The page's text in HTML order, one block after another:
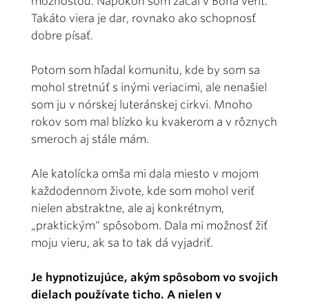
Takáto viera je dar, rovnako ako schopnosť
dobre písať.
Potom som hľadal komunitu, kde by som sa
mohol stretnúť s inými veriacimi, ale nenašiel
som ju v nórskej luteránskej cirkvi. Mnoho
rokov som mal blízko ku kvakerom a v rôznych
smeroch aj stále mám.
Ale katolícka omša mi dala miesto v mojom
každodennom živote, kde som mohol veriť
nielen abstraktne, ale aj konkrétnym,
„praktickým“ spôsobom. Dala mi možnosť žiť
moju vieru, ak sa to tak dá vyjadriť.
Je hypnotizujúce, akým spôsobom vo svojich
dielach používate ticho. A nielen v